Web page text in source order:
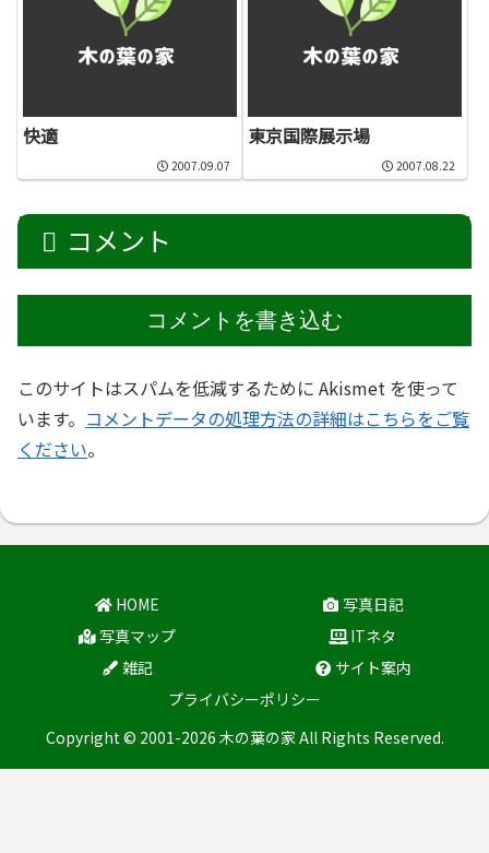
快適
2007.09.07
東京国際展示場
2007.08.22
コメント
コメントを書き込む
このサイトはスパムを低減するために Akismet を使って
います。 コメントデータの処理方法の詳細はこちらをご覧
ください。
HOME
写真日記
写真マップ
ITネタ
雑記
サイト案内
プライバシーポリシー
Copyright © 2001-2026 木の葉の家 All Rights Reserved.